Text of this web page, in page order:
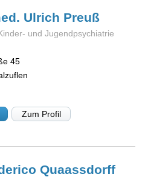
Ulrich Preuß
und Jugendpsychiatrie
45
Zum Profil
Quaassdorff